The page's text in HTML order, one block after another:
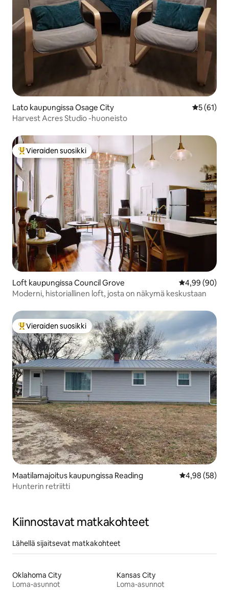
Lato kaupungissa Osage City
5 (61)
Harvest Acres Studio -huoneisto
Vieraiden suosikkien parhaimmistoa
Vieraiden suosikki
Loft kaupungissa Council Grove
4,99 (90)
Moderni, historiallinen loft, josta on näkymä keskustaan
Vieraiden suosikkien parhaimmistoa
Vieraiden suosikki
Maatilamajoitus kaupungissa Reading
4,98 (58)
Hunterin retriitti
Kiinnostavat matkakohteet
Lähellä sijaitsevat matkakohteet
Oklahoma City
Loma-asunnot
Kansas City
Loma-asunnot